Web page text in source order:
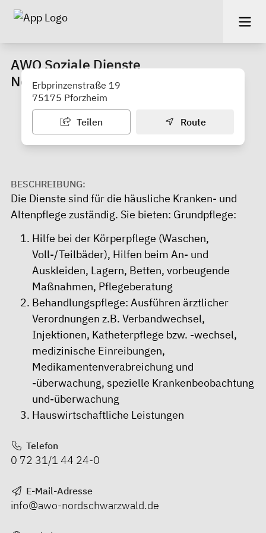
AWO Soziale Dienste
Nordschwarzwald gGmbH
Erbprinzenstraße 19
75175 Pforzheim
Teilen Route
BESCHREIBUNG:
Die Dienste sind für die häusliche Kranken- und
Altenpflege zuständig. Sie bieten: Grundpflege:
Hilfe bei der Körperpflege (Waschen,
Voll-/Teilbäder), Hilfen beim An- und
Auskleiden, Lagern, Betten, vorbeugende
Maßnahmen, Pflegeberatung
Behandlungspflege: Ausführen ärztlicher
Verordnungen z.B. Verbandwechsel,
Injektionen, Katheterpflege bzw. -wechsel,
medizinische Einreibungen,
Medikamentenverabreichung und
-überwachung, spezielle Krankenbeobachtung
und-überwachung
Hauswirtschaftliche Leistungen
Telefon
0 72 31/1 44 24-0
E-Mail-Adresse
info@awo-nordschwarzwald.de